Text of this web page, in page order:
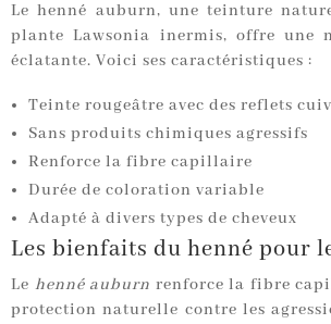
Le henné auburn, une teinture
plante Lawsonia inermis, offre une
éclatante. Voici ses caractéristiques :
Teinte rougeâtre avec des reflets
Sans produits chimiques agressifs
Renforce la fibre capillaire
Durée de coloration variable
Adapté à divers types de cheveux
Les bienfaits du henné pour
Le henné auburn renforce la fibre
protection naturelle contre les